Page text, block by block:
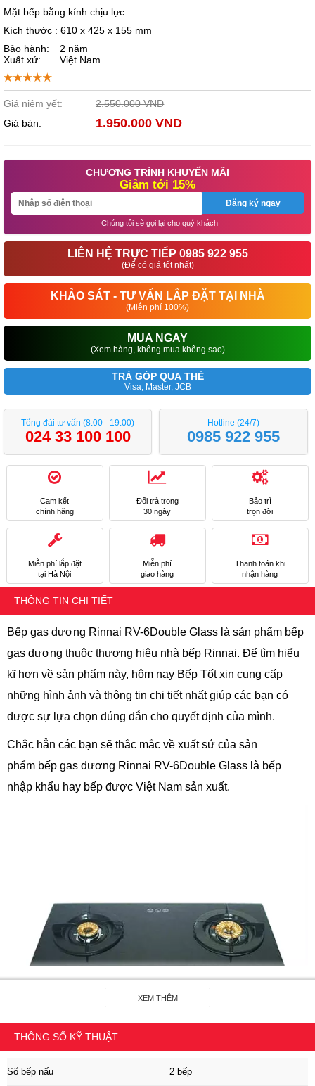
Mặt bếp bằng kính chịu lực
Kích thước : 610 x 425 x 155 mm
Bảo hành:
2 năm
Xuất xứ:
Việt Nam
Giá niêm yết: 2.550.000 VND
Giá bán: 1.950.000 VND
CHƯƠNG TRÌNH KHUYẾN MÃI
Giảm tới 15%
Đăng ký ngay
Chúng tôi sẽ gọi lại cho quý khách
LIÊN HỆ TRỰC TIẾP 0985 922 955
(Để có giá tốt nhất)
KHẢO SÁT - TƯ VẤN LẮP ĐẶT TẠI NHÀ
(Miễn phí 100%)
MUA NGAY
(Xem hàng, không mua không sao)
TRẢ GÓP QUA THẺ
Visa, Master, JCB
Tổng đài tư vấn (8:00 - 19:00)
024 33 100 100
Hotline (24/7)
0985 922 955
Cam kết
chính hãng
Đổi trả trong
30 ngày
Bảo trì
trọn đời
Miễn phí lắp đặt
tại Hà Nội
Miễn phí
giao hàng
Thanh toán khi
nhận hàng
THÔNG TIN CHI TIẾT
Bếp gas dương Rinnai RV-6Double Glass là sản phẩm bếp
gas dương thuộc thương hiệu nhà bếp Rinnai. Để tìm hiểu
kĩ hơn về sản phẩm này, hôm nay Bếp Tốt xin cung cấp
những hình ảnh và thông tin chi tiết nhất giúp các bạn có
được sự lựa chọn đúng đắn cho quyết định của mình.
Chắc hẳn các bạn sẽ thắc mắc về xuất sứ của sản
phẩm bếp gas dương Rinnai RV-6Double Glass là bếp
nhập khẩu hay bếp được Việt Nam sản xuất.
XEM THÊM
THÔNG SỐ KỸ THUẬT
Số bếp nấu 2 bếp